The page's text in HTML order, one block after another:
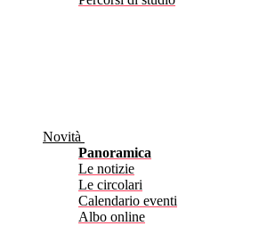
Novità
Panoramica
Le notizie
Le circolari
Calendario eventi
Albo online